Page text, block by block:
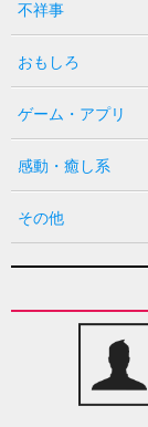
不祥事
おもしろ
ゲーム・アプリ
感動・癒し系
その他